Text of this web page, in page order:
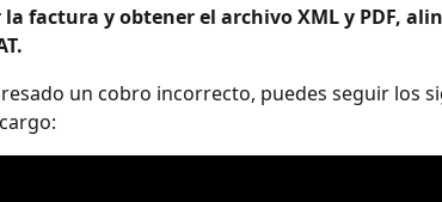
factura y obtener el archivo XML y PDF,
un cobro incorrecto, puedes seguir los